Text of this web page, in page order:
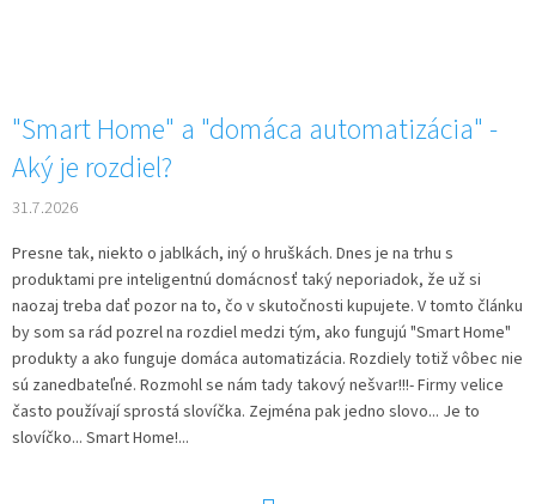
"Smart Home" a "domáca automatizácia" -
Aký je rozdiel?
31.7.2026
Presne tak, niekto o jablkách, iný o hruškách. Dnes je na trhu s
produktami pre inteligentnú domácnosť taký neporiadok, že už si
naozaj treba dať pozor na to, čo v skutočnosti kupujete. V tomto článku
by som sa rád pozrel na rozdiel medzi tým, ako fungujú "Smart Home"
produkty a ako funguje domáca automatizácia. Rozdiely totiž vôbec nie
sú zanedbateľné. Rozmohl se nám tady takový nešvar!!!- Firmy velice
často používají sprostá slovíčka. Zejména pak jedno slovo... Je to
slovíčko... Smart Home!...